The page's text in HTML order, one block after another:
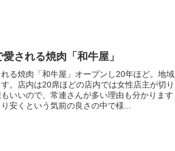
される焼肉「和牛屋」
る焼肉「和牛屋」オープンし20年ほど。地域
。店内は20席ほどの店内では女性店主が切り
いいので、常連さんが多い理由も分かります
安くという気前の良さの中で様...